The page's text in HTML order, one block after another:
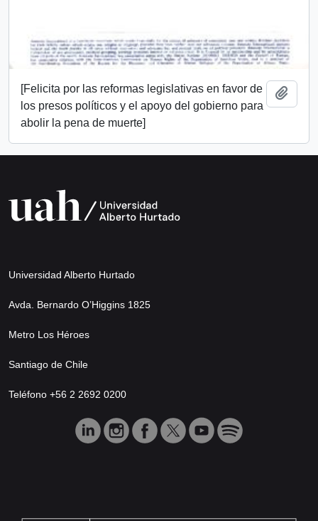
[Felicita por las reformas legislativas en favor de
los presos políticos y el apoyo del gobierno para
abolir la pena de muerte]
Universidad Alberto Hurtado
Avda. Bernardo O’Higgins 1825
Metro Los Héroes
Santiago de Chile
Teléfono +56 2 2692 0200